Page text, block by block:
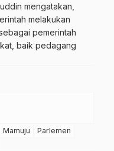
mengatakan,
melakukan
pemerintah
baik pedagang
Mamuju
Parlemen